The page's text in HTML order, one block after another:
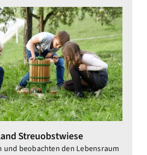
Streuobstwiese
und beobachten den Lebensraum